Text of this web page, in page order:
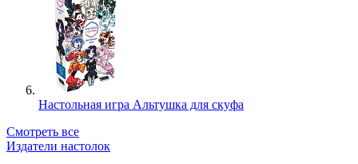
Настольная игра Альтушка для скуфа
Смотреть все
Издатели настолок